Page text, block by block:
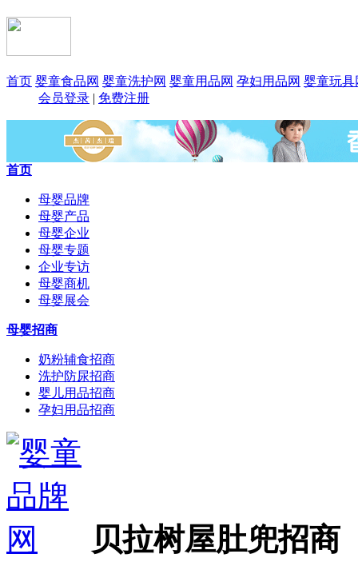
首页 婴童食品网 婴童洗护网 婴童用品网 孕妇用品网 婴童玩具
会员登录 | 免费注册
首页
母婴品牌
母婴产品
母婴企业
母婴专题
企业专访
母婴商机
母婴展会
母婴招商
奶粉辅食招商
洗护防尿招商
婴儿用品招商
孕妇用品招商
贝拉树屋肚兜招商